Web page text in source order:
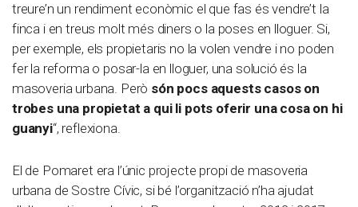
treure’n un rendiment econòmic el que fas és vendre’t la
finca i en treus molt més diners o la poses en lloguer. Si,
per exemple, els propietaris no la volen vendre i no poden
fer la reforma o posar-la en lloguer, una solució és la
masoveria urbana. Però són pocs aquests casos on
trobes una propietat a qui li pots oferir una cosa on hi
guanyi“, reflexiona.
El de Pomaret era l’únic projecte propi de masoveria
urbana de Sostre Cívic, si bé l’organització n’ha ajudat